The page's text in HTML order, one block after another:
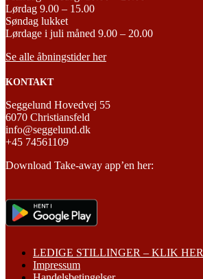
Lørdag 9.00 – 15.00
Søndag lukket
Lørdage i juli måned 9.00 – 20.00
Se alle åbningstider her
KONTAKT
Seggelund Hovedvej 55
6070 Christiansfeld
info@seggelund.dk
+45 74561109
Download Take-away app’en her:
LEDIGE STILLINGER – KLIK HER
Impressum